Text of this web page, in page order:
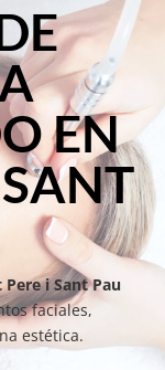
EN
i Sant Pau
faciales,
estética.